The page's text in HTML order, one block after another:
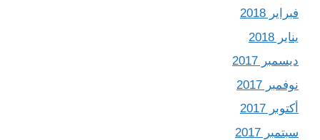
فبراير 2018
يناير 2018
ديسمبر 2017
نوفمبر 2017
أكتوبر 2017
سبتمبر 2017